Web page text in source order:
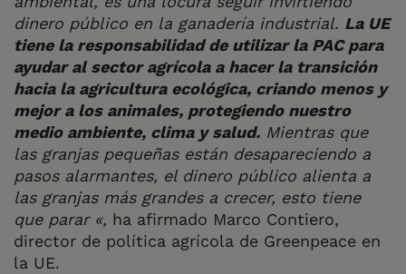
dinero público en la ganadería industrial. La UE
tiene la responsabilidad de utilizar la PAC para
ayudar al sector agrícola a hacer la transición
hacia la agricultura ecológica, criando menos y
mejor a los animales, protegiendo nuestro
medio ambiente, clima y salud. Mientras que
las granjas pequeñas están desapareciendo a
pasos alarmantes, el dinero público alienta a
las granjas más grandes a crecer, esto tiene
que parar «, ha afirmado Marco Contiero,
director de política agrícola de Greenpeace en
la UE.